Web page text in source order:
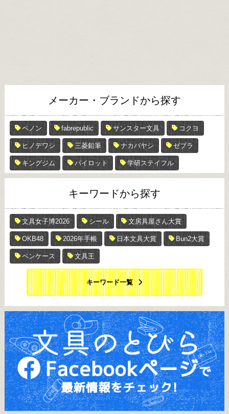
メーカー・ブランドから探す
ペノン fabrepublic サンスター文具 コクヨ
ヒノデワシ 三菱鉛筆 ナカバヤシ ゼブラ
キングジム パイロット 学研ステイフル
キーワードから探す
文具女子博2026 シール 文房具屋さん大賞
OKB48 2026年手帳 日本文具大賞 Bun2大賞
ペンケース 文具王
キーワード一覧